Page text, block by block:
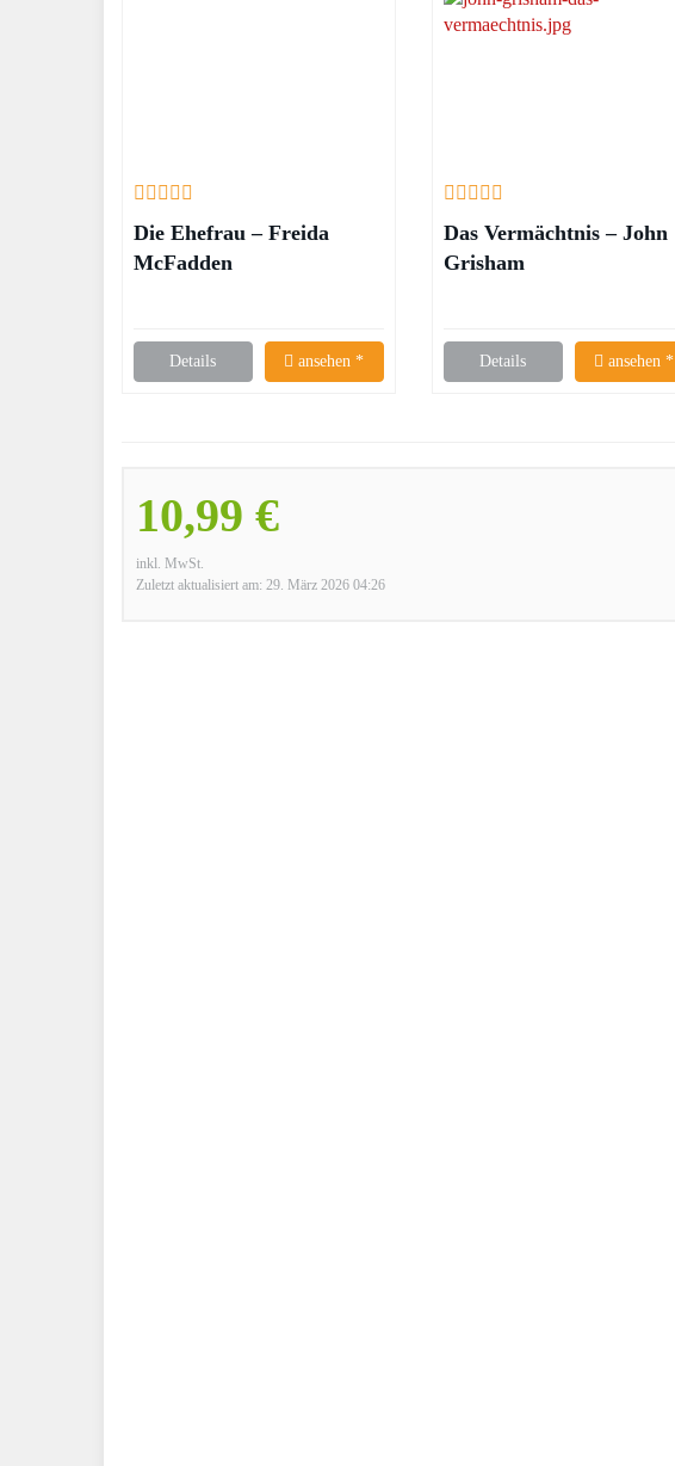
Die Ehefrau – Freida
McFadden
Details ansehen *
Das Vermächtnis – John
Grisham
Details ansehen *
10,99 €
inkl. MwSt.
Zuletzt aktualisiert am: 29. März 2026 04:26